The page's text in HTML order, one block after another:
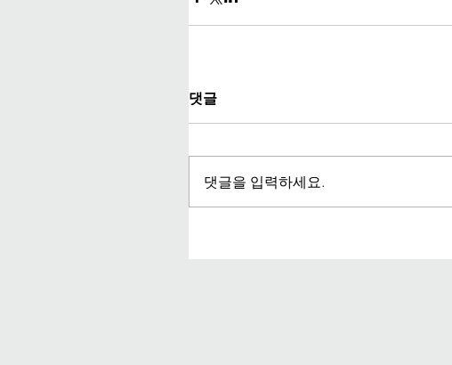
댓글
댓글을 입력하세요.